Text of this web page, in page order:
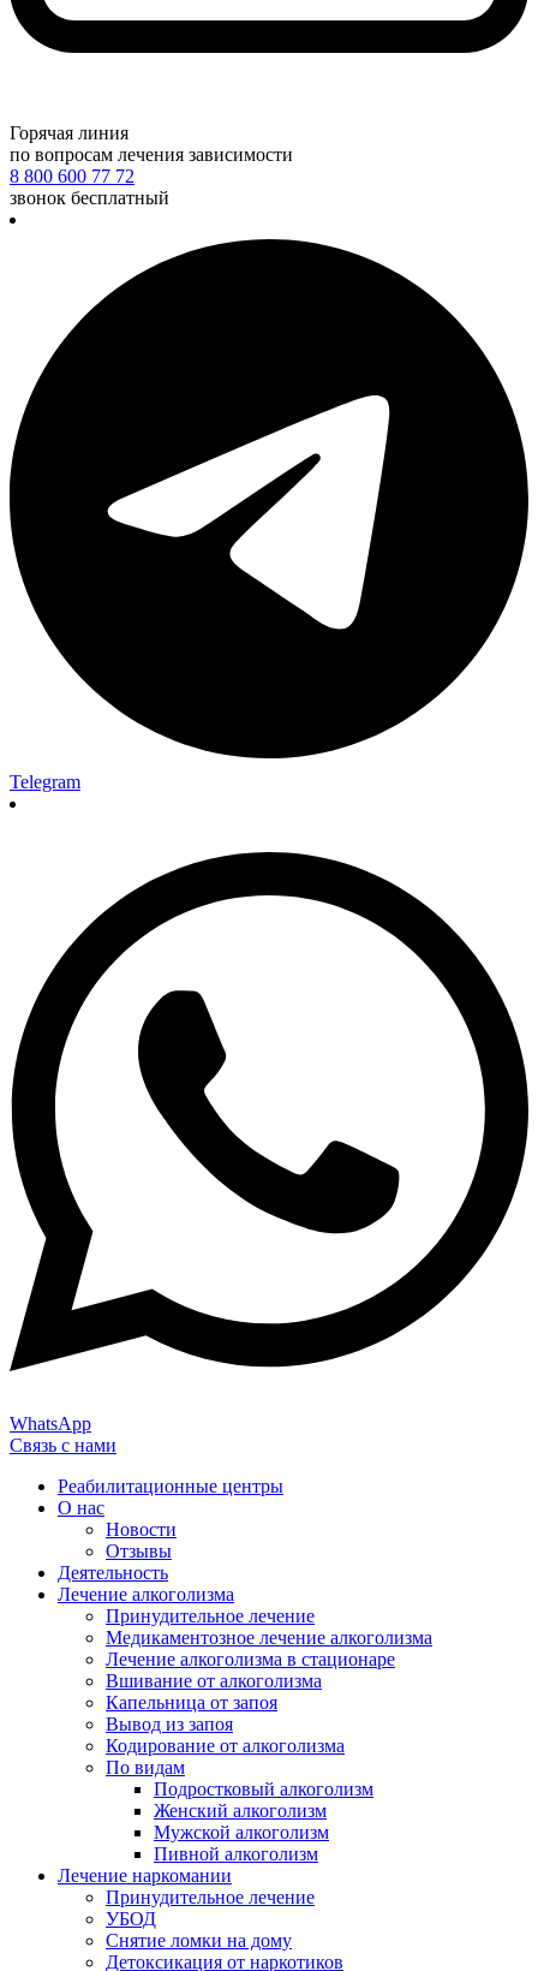
Горячая линия
по вопросам лечения зависимости
8 800 600 77 72
звонок бесплатный
Telegram
WhatsApp
Связь с нами
Реабилитационные центры
О нас
Новости
Отзывы
Деятельность
Лечение алкоголизма
Принудительное лечение
Медикаментозное лечение алкоголизма
Лечение алкоголизма в стационаре
Вшивание от алкоголизма
Капельница от запоя
Вывод из запоя
Кодирование от алкоголизма
По видам
Подростковый алкоголизм
Женский алкоголизм
Мужской алкоголизм
Пивной алкоголизм
Лечение наркомании
Принудительное лечение
УБОД
Снятие ломки на дому
Детоксикация от наркотиков